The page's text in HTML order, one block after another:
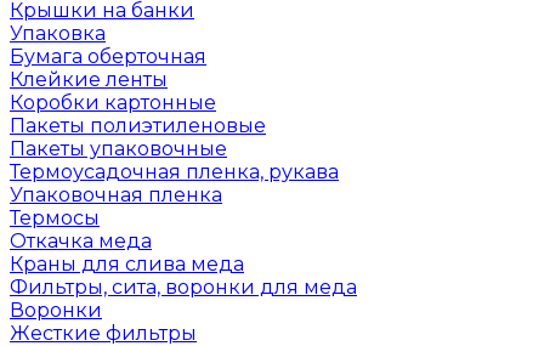
Крышки на банки
Упаковка
Бумага оберточная
Клейкие ленты
Коробки картонные
Пакеты полиэтиленовые
Пакеты упаковочные
Термоусадочная пленка, рукава
Упаковочная пленка
Термосы
Откачка меда
Краны для слива меда
Фильтры, сита, воронки для меда
Воронки
Жесткие фильтры